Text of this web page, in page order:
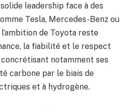
leadership face à des
Tesla, Mercedes-Benz ou
de Toyota reste
la fiabilité et le respect
concrétisant notamment ses
carbone par le biais de
et à hydrogène.